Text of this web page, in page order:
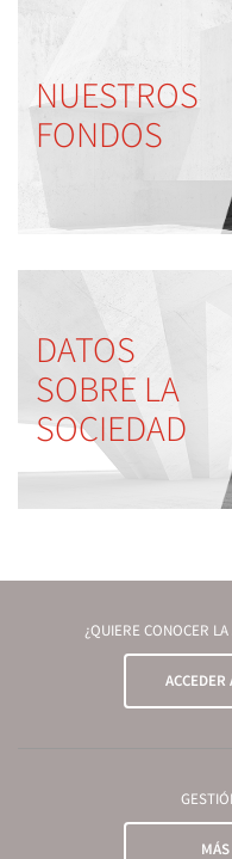
NUESTROS
FONDOS
DATOS
SOBRE LA
SOCIEDAD
¿QUIERE CONOCER